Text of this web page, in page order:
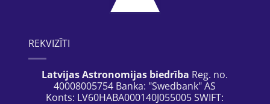
REKVIZĪTI
Latvijas Astronomijas biedrība Reg. no.
40008005754 Banka: "Swedbank" AS
Konts: LV60HABA000140J055005 SWIFT: